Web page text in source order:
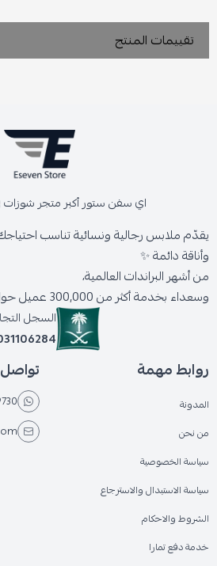
تقييمات المنتج
اي سفن ستور أكبر متجر شوزات
يقدّم ملابس رجالية ونسائية تناسب
وأناقة دائمة ✨
من أشهر البراندات العالمية،
وسعداء بخدمة أكثر من 300,000 عميل حول المملكة.
السجل
روابط مهمة
المدونة
من نحن
سياسة الخصوصية
سياسة الاستبدال والاسترجاع
الشروط والاحكام
خدمة دفع تمارا